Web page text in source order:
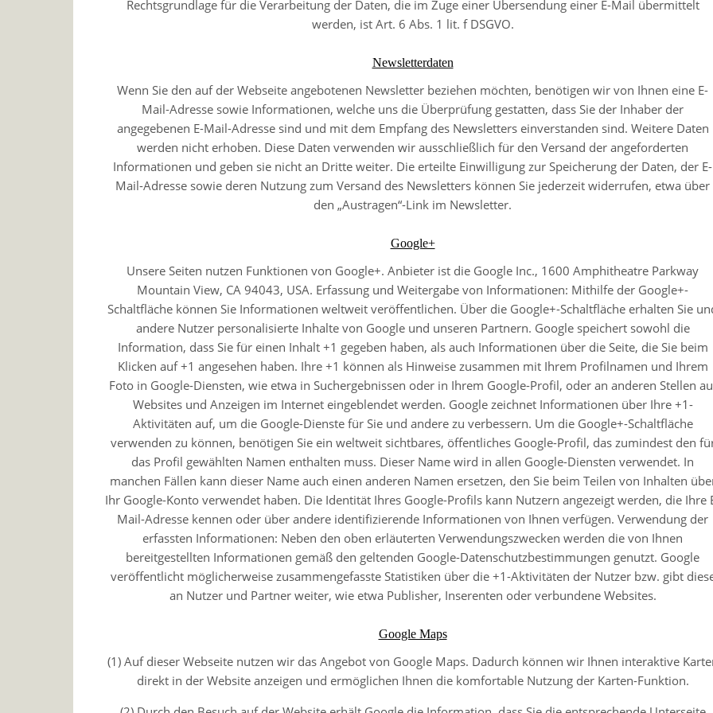
Rechtsgrundlage für die Verarbeitung der Daten, die im Zuge einer Übersendung einer E-Mail übermittelt
werden, ist Art. 6 Abs. 1 lit. f DSGVO.
Newsletterdaten
Wenn Sie den auf der Webseite angebotenen Newsletter beziehen möchten, benötigen wir von Ihnen eine E-
Mail-Adresse sowie Informationen, welche uns die Überprüfung gestatten, dass Sie der Inhaber der
angegebenen E-Mail-Adresse sind und mit dem Empfang des Newsletters einverstanden sind. Weitere Daten
werden nicht erhoben. Diese Daten verwenden wir ausschließlich für den Versand der angeforderten
Informationen und geben sie nicht an Dritte weiter. Die erteilte Einwilligung zur Speicherung der Daten, der E-
Mail-Adresse sowie deren Nutzung zum Versand des Newsletters können Sie jederzeit widerrufen, etwa über
den „Austragen“-Link im Newsletter.
Google+
Unsere Seiten nutzen Funktionen von Google+. Anbieter ist die Google Inc., 1600 Amphitheatre Parkway
Mountain View, CA 94043, USA. Erfassung und Weitergabe von Informationen: Mithilfe der Google+-
Schaltfläche können Sie Informationen weltweit veröffentlichen. Über die Google+-Schaltfläche erhalten Sie
andere Nutzer personalisierte Inhalte von Google und unseren Partnern. Google speichert sowohl die
Information, dass Sie für einen Inhalt +1 gegeben haben, als auch Informationen über die Seite, die Sie beim
Klicken auf +1 angesehen haben. Ihre +1 können als Hinweise zusammen mit Ihrem Profilnamen und Ihrem
Foto in Google-Diensten, wie etwa in Suchergebnissen oder in Ihrem Google-Profil, oder an anderen Stellen
Websites und Anzeigen im Internet eingeblendet werden. Google zeichnet Informationen über Ihre +1-
Aktivitäten auf, um die Google-Dienste für Sie und andere zu verbessern. Um die Google+-Schaltfläche
verwenden zu können, benötigen Sie ein weltweit sichtbares, öffentliches Google-Profil, das zumindest den
das Profil gewählten Namen enthalten muss. Dieser Name wird in allen Google-Diensten verwendet. In
manchen Fällen kann dieser Name auch einen anderen Namen ersetzen, den Sie beim Teilen von Inhalten
Ihr Google-Konto verwendet haben. Die Identität Ihres Google-Profils kann Nutzern angezeigt werden, die Ihre
Mail-Adresse kennen oder über andere identifizierende Informationen von Ihnen verfügen. Verwendung der
erfassten Informationen: Neben den oben erläuterten Verwendungszwecken werden die von Ihnen
bereitgestellten Informationen gemäß den geltenden Google-Datenschutzbestimmungen genutzt. Google
veröffentlicht möglicherweise zusammengefasste Statistiken über die +1-Aktivitäten der Nutzer bzw. gibt
an Nutzer und Partner weiter, wie etwa Publisher, Inserenten oder verbundene Websites.
Google Maps
(1) Auf dieser Webseite nutzen wir das Angebot von Google Maps. Dadurch können wir Ihnen interaktive
direkt in der Website anzeigen und ermöglichen Ihnen die komfortable Nutzung der Karten-Funktion.